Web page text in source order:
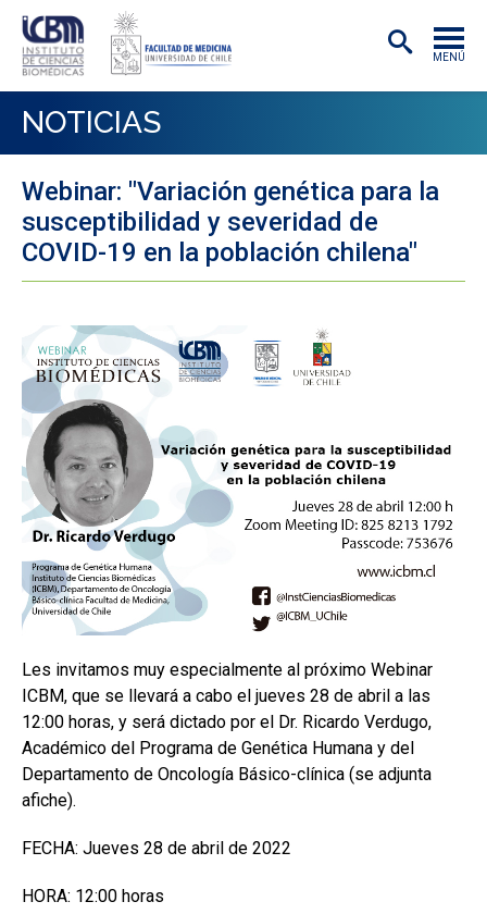
MENÚ
ACADÉMICAS/OS
INVESTIGACIÓN
PREGRADO
PUBLICACIONES
EXTENSIÓN
NOTICIAS
Webinar: "Variación genética para la
susceptibilidad y severidad de
COVID-19 en la población chilena"
Les invitamos muy especialmente al próximo Webinar
ICBM, que se llevará a cabo el jueves 28 de abril a las
12:00 horas, y será dictado por el Dr. Ricardo Verdugo,
Académico del Programa de Genética Humana y del
Departamento de Oncología Básico-clínica (se adjunta
afiche).
FECHA: Jueves 28 de abril de 2022
HORA: 12:00 horas